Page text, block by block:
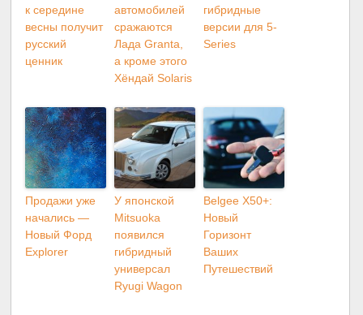
к середине
весны получит
русский
ценник
автомобилей
сражаются
Лада Granta,
а кроме этого
Хёндай Solaris
гибридные
версии для 5-
Series
Продажи уже
начались —
Новый Форд
Explorer
У японской
Mitsuoka
появился
гибридный
универсал
Ryugi Wagon
Belgee X50+:
Новый
Горизонт
Ваших
Путешествий